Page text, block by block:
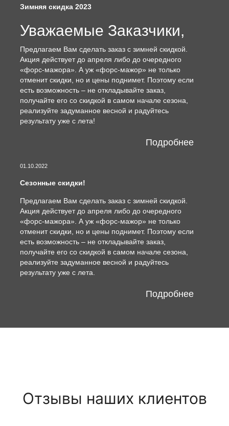
Зимняя скидка 2023
Уважаемые Заказчики,
Предлагаем Вам сделать заказ с зимней скидкой.
Акция действует до апреля либо до очередного
«форс-мажора». А уж «форс-мажор» не только
отменит скидки, но и цены поднимет. Поэтому если
есть возможность – не откладывайте заказ,
получайте его со скидкой в самом начале сезона,
реализуйте задуманное весной и радуйтесь
результату уже с лета!
Подробнее
01.10.2022
Сезонные скидки!
Предлагаем Вам сделать заказ с зимней скидкой.
Акция действует до апреля либо до очередного
«форс-мажора». А уж «форс-мажор» не только
отменит скидки, но и цены поднимет. Поэтому если
есть возможность – не откладывайте заказ,
получайте его со скидкой в самом начале сезона,
реализуйте задуманное весной и радуйтесь
результату уже с лета.
Подробнее
Отзывы наших клиентов